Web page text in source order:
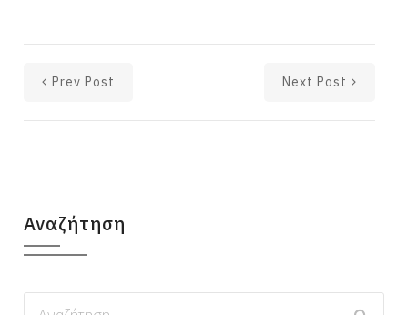
Prev Post Next Post
Αναζήτηση